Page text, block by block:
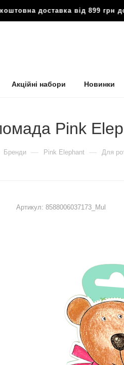
доставка від 899 грн
Акційні набори Новинки
помада Pink
Бренди — Pink Elephant — Для
Артикул: 8588006037173_Mul